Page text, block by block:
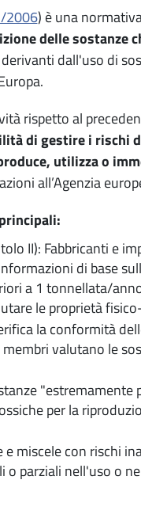
2006) è una
delle sostanze
dall'uso di
rispetto al
di gestire i rischi
utilizza o
all’Agenzia
II): Fabbricanti e
di base
a 1 tonnellata/
le proprietà
la conformità
valutano le
"estremamente
per la
e miscele con rischi
parziali nell'uso o